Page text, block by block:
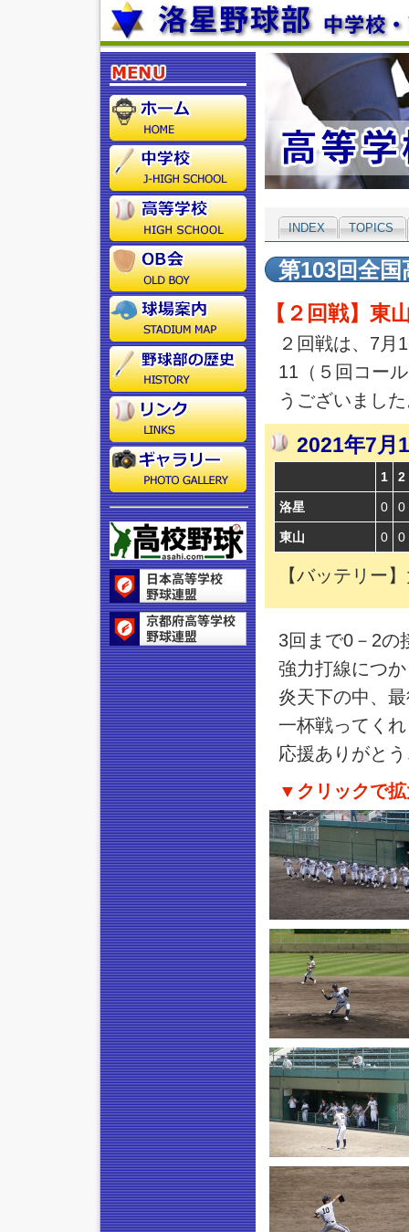
INDEX TOPICS
第103回全
【２回戦】東
２回戦は、7月
11（５回コー
うございまし
2021年7
1 2
洛星 0 0
東山 0 0
【バッテリー
3回まで0－2の
強力打線につ
炎天下の中、
一杯戦ってく
応援ありがと
▼クリックで